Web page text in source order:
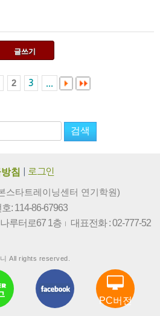
글쓰기
2 3
침 로그인
스타트레이닝센터 연기학원)
: 114-86-67963
루터로67 1층
|
대표전화 : 02-777-52
All rights reserved.
PC버전